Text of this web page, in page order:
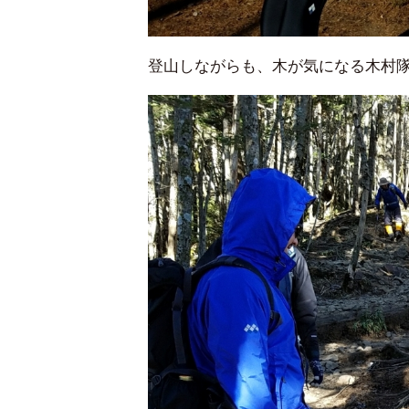
登山しながらも、木が気になる木村